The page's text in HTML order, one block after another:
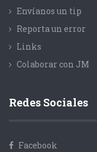
Envíanos un tip
Reporta un error
Links
Colaborar con JM
Redes Sociales
Facebook